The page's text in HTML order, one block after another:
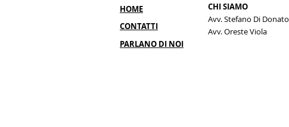
HOME
CONTATTI
PARLANO DI NOI
CHI SIAMO
Avv. Stefano Di Donato
Avv. Oreste Viola